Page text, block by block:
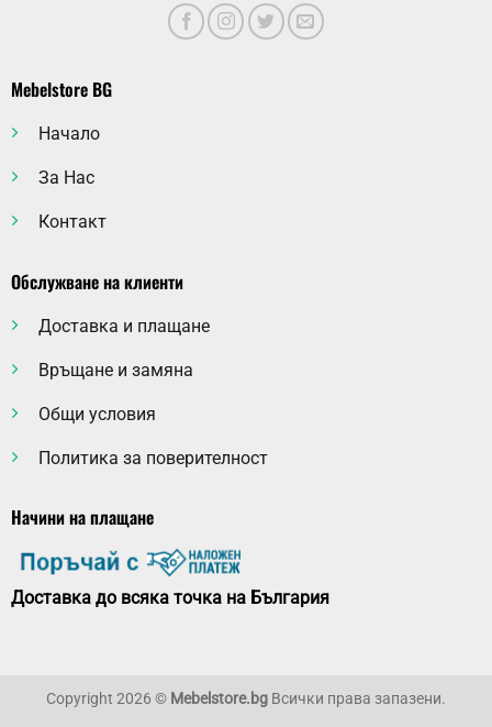
Mebelstore BG
Начало
За Нас
Контакт
Обслужване на клиенти
Доставка и плащане
Връщане и замяна
Общи условия
Политика за поверителност
Начини на плащане
Доставка до всяка точка на България
Copyright 2026 © Mebelstore.bg Всички права запазени.